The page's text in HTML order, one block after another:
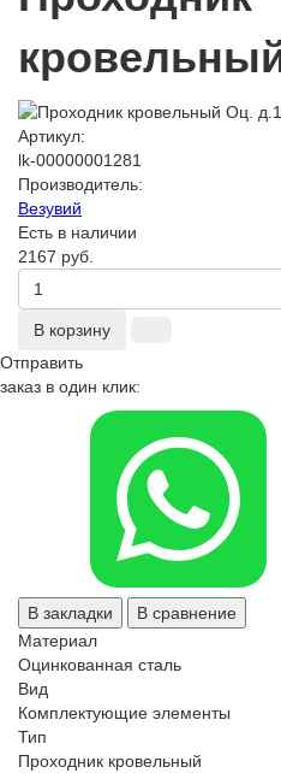
Артикул:
lk-00000001281
Производитель:
Везувий
Есть в наличии
2167 руб.
В корзину
Отправить
заказ в один клик:
В закладки
В сравнение
Материал
Оцинкованная сталь
Вид
Комплектующие элементы
Тип
Проходник кровельный